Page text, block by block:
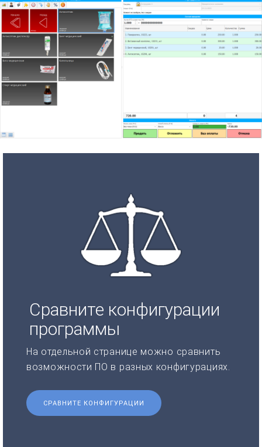
Сравните конфигурации
программы
На отдельной странице можно сравнить
возможности ПО в разных конфигурациях.
СРАВНИТЕ КОНФИГУРАЦИИ